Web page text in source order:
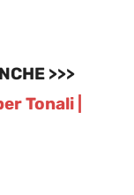
>>>
Tonali |